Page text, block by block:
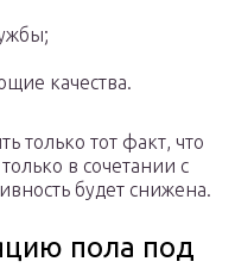
качества.
только тот факт, что
в сочетании с
будет снижена.
пола под